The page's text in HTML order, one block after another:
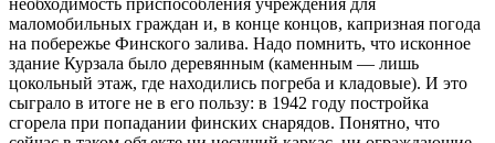
маломобильных граждан и, в конце концов, капризная погода
на побережье Финского залива. Надо помнить, что исконное
здание Курзала было деревянным (каменным — лишь
цокольный этаж, где находились погреба и кладовые). И это
сыграло в итоге не в его пользу: в 1942 году постройка
сгорела при попадании финских снарядов. Понятно, что